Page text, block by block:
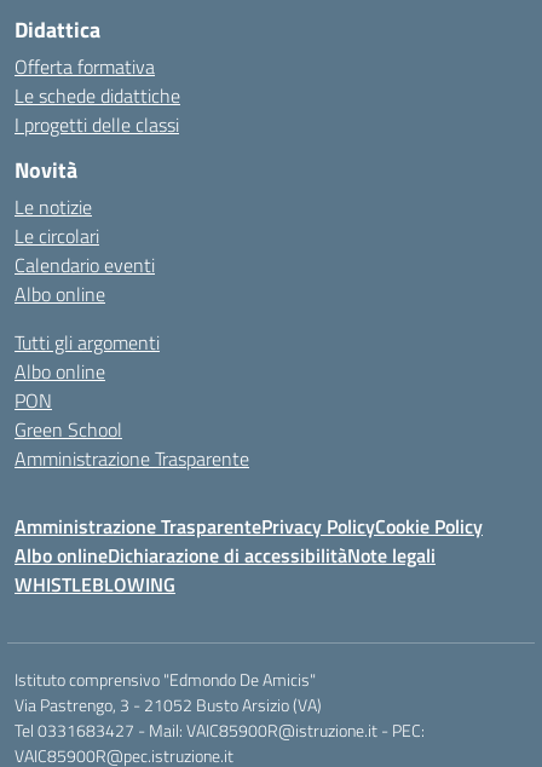
Didattica
Offerta formativa
Le schede didattiche
I progetti delle classi
Novità
Le notizie
Le circolari
Calendario eventi
Albo online
Tutti gli argomenti
Albo online
PON
Green School
Amministrazione Trasparente
Amministrazione TrasparentePrivacy PolicyCookie Policy
Albo onlineDichiarazione di accessibilitàNote legali
WHISTLEBLOWING
Istituto comprensivo "Edmondo De Amicis"
Via Pastrengo, 3 - 21052 Busto Arsizio (VA)
Tel 0331683427 - Mail: VAIC85900R@istruzione.it - PEC:
VAIC85900R@pec.istruzione.it